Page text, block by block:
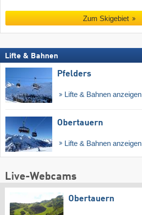
Zum Skigebiet
Lifte & Bahnen
Pfelders
Lifte & Bahnen anzeigen
Obertauern
Lifte & Bahnen anzeigen
Live-Webcams
Obertauern